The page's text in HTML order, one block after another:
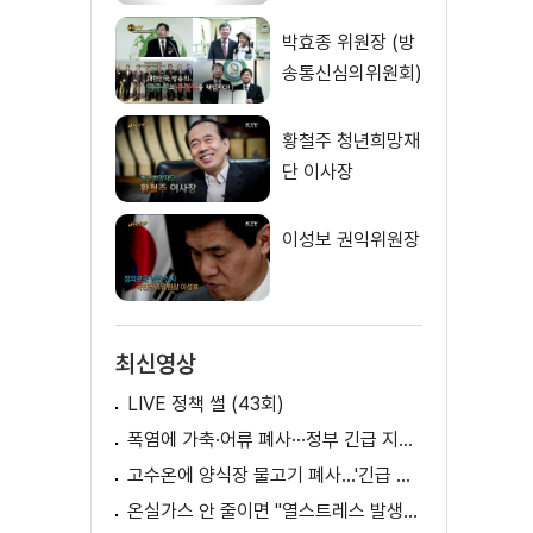
박효종 위원장 (방
송통신심의위원회)
황철주 청년희망재
단 이사장
이성보 권익위원장
최신영상
LIVE 정책 썰 (43회)
폭염에 가축·어류 폐사···정부 긴급 지원책 마련
고수온에 양식장 물고기 폐사...'긴급 방류' 지원
온실가스 안 줄이면 "열스트레스 발생일 29배 증가"